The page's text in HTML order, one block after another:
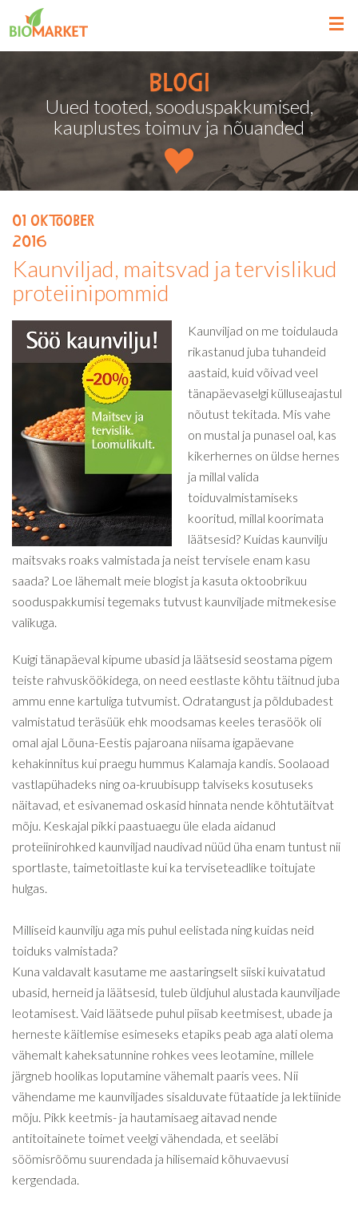
Blogi
Uued tooted, sooduspakkumised,
kauplustes toimuv ja nõuanded
01 oktoober
2016
Kaunviljad, maitsvad ja tervislikud
proteiinipommid
Kaunviljad on me toidulauda
rikastanud juba tuhandeid
aastaid, kuid võivad veel
tänapäevaselgi külluseajastul
nõutust tekitada. Mis vahe
on mustal ja punasel oal, kas
kikerhernes on üldse hernes
ja millal valida
toiduvalmistamiseks
kooritud, millal koorimata
läätsesid? Kuidas kaunvilju
maitsvaks roaks valmistada ja neist tervisele enam kasu
saada? Loe lähemalt meie blogist ja kasuta oktoobrikuu
sooduspakkumisi tegemaks tutvust kaunviljade mitmekesise
valikuga.
Kuigi tänapäeval kipume ubasid ja läätsesid seostama pigem
teiste rahvusköökidega, on need eestlaste kõhtu täitnud juba
ammu enne kartuliga tutvumist. Odratangust ja põldubadest
valmistatud teräsüük ehk moodsamas keeles terasöök oli
omal ajal Lõuna-Eestis pajaroana niisama igapäevane
kehakinnitus kui praegu hummus Kalamaja kandis. Soolaoad
vastlapühadeks ning oa-kruubisupp talviseks kosutuseks
näitavad, et esivanemad oskasid hinnata nende kõhtutäitvat
mõju. Keskajal pikki paastuaegu üle elada aidanud
proteiinirohked kaunviljad naudivad nüüd üha enam tuntust nii
sportlaste, taimetoitlaste kui ka terviseteadlike toitujate
hulgas.
Milliseid kaunvilju aga mis puhul eelistada ning kuidas neid
toiduks valmistada?
Kuna valdavalt kasutame me aastaringselt siiski kuivatatud
ubasid, herneid ja läätsesid, tuleb üldjuhul alustada kaunviljade
leotamisest. Vaid läätsede puhul piisab keetmisest, ubade ja
herneste käitlemise esimeseks etapiks peab aga alati olema
vähemalt kaheksatunnine rohkes vees leotamine, millele
järgneb hoolikas loputamine vähemalt paaris vees. Nii
vähendame me kaunviljades sisalduvate fütaatide ja lektiinide
mõju. Pikk keetmis- ja hautamisaeg aitavad nende
antitoitainete toimet veelgi vähendada, et seeläbi
söömisrõõmu suurendada ja hilisemaid kõhuvaevusi
kergendada.